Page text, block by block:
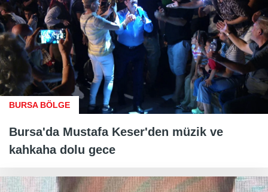
BURSA BÖLGE
Bursa'da Mustafa Keser'den müzik ve
kahkaha dolu gece